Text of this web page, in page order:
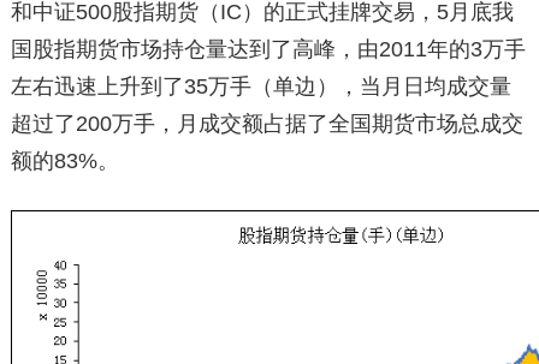
和中证500股指期货（IC）的正式挂牌交易，5月底我
国股指期货市场持仓量达到了高峰，由2011年的3万手
左右迅速上升到了35万手（单边），当月日均成交量
超过了200万手，月成交额占据了全国期货市场总成交
额的83%。